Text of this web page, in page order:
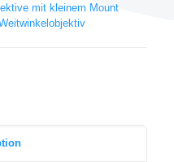
mit kleinem Mount